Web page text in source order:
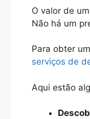
O valor de
Não há um
Para obter
serviços de
Aqui estão